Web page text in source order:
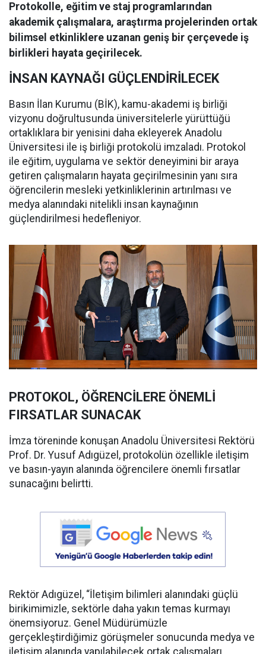
Protokolle, eğitim ve staj programlarından
akademik çalışmalara, araştırma projelerinden ortak
bilimsel etkinliklere uzanan geniş bir çerçevede iş
birlikleri hayata geçirilecek.
İNSAN KAYNAĞI GÜÇLENDİRİLECEK
Basın İlan Kurumu (BİK), kamu-akademi iş birliği
vizyonu doğrultusunda üniversitelerle yürüttüğü
ortaklıklara bir yenisini daha ekleyerek Anadolu
Üniversitesi ile iş birliği protokolü imzaladı. Protokol
ile eğitim, uygulama ve sektör deneyimini bir araya
getiren çalışmaların hayata geçirilmesinin yanı sıra
öğrencilerin mesleki yetkinliklerinin artırılması ve
medya alanındaki nitelikli insan kaynağının
güçlendirilmesi hedefleniyor.
PROTOKOL, ÖĞRENCİLERE ÖNEMLİ
FIRSATLAR SUNACAK
İmza töreninde konuşan Anadolu Üniversitesi Rektörü
Prof. Dr. Yusuf Adıgüzel, protokolün özellikle iletişim
ve basın-yayın alanında öğrencilere önemli fırsatlar
sunacağını belirtti.
Rektör Adıgüzel, “İletişim bilimleri alanındaki güçlü
birikimimizle, sektörle daha yakın temas kurmayı
önemsiyoruz. Genel Müdürümüzle
gerçekleştirdiğimiz görüşmeler sonucunda medya ve
iletişim alanında yapılabilecek ortak çalışmaları